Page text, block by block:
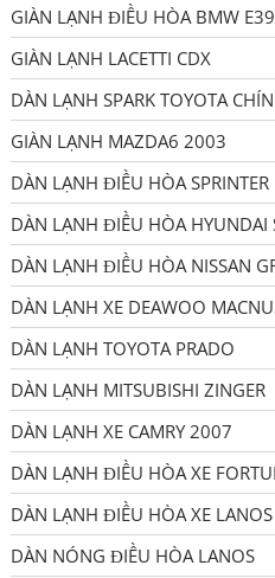
GIÀN LẠNH ĐIỀU HÒA BMW E39
GIÀN LẠNH LACETTI CDX
DÀN LẠNH SPARK TOYOTA
GIÀN LẠNH MAZDA6 2003
DÀN LẠNH ĐIỀU HÒA SPRINTER
DÀN LẠNH ĐIỀU HÒA HYUNDAI
DÀN LẠNH ĐIỀU HÒA NISSAN
DÀN LẠNH XE DEAWOO
DÀN LẠNH TOYOTA PRADO
DÀN LẠNH MITSUBISHI ZINGER
DÀN LẠNH XE CAMRY 2007
DÀN LẠNH ĐIỀU HÒA XE
DÀN LẠNH ĐIỀU HÒA XE LANOS
DÀN NÓNG ĐIỀU HÒA LANOS